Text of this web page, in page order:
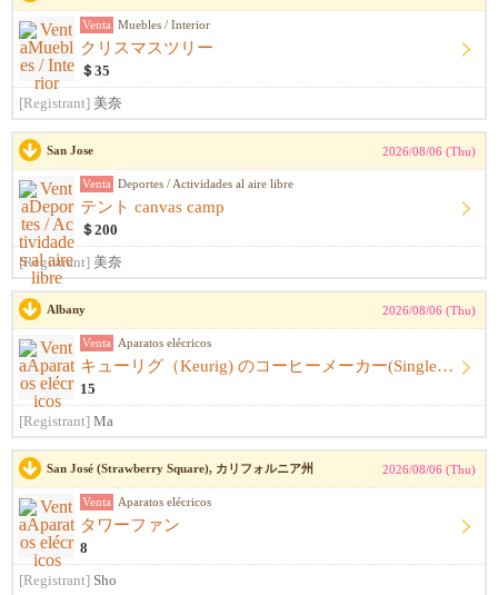
Venta Muebles / Interior
クリスマスツリー
＄35
[Registrant] 美奈
San Jose 2026/08/06 (Thu)
Venta Deportes / Actividades al aire libre
テント canvas camp
＄200
[Registrant] 美奈
Albany 2026/08/06 (Thu)
Venta Aparatos elécricos
キューリグ（Keurig) のコーヒーメーカー(Single Serve Coffee) Maker
15
[Registrant] Ma
San José (Strawberry Square), カリフォルニア州 2026/08/06 (Thu)
Venta Aparatos elécricos
タワーファン
8
[Registrant] Sho